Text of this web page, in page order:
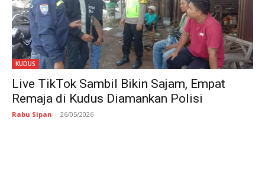
KUDUS
Live TikTok Sambil Bikin Sajam, Empat
Remaja di Kudus Diamankan Polisi
Rabu Sipan - 26/05/2026